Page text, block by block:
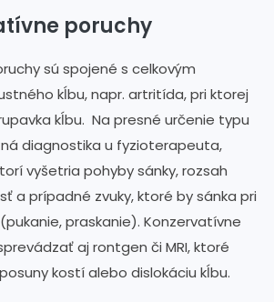
poruchy
sú spojené s celkovým
kĺbu, napr. artritída, pri ktorej
kĺbu. Na presné určenie typu
diagnostika u fyzioterapeuta,
vyšetria pohyby sánky, rozsah
a prípadné zvuky, ktoré by sánka pri
praskanie). Konzervatívne
aj rontgen či MRI, ktoré
kostí alebo dislokáciu kĺbu.